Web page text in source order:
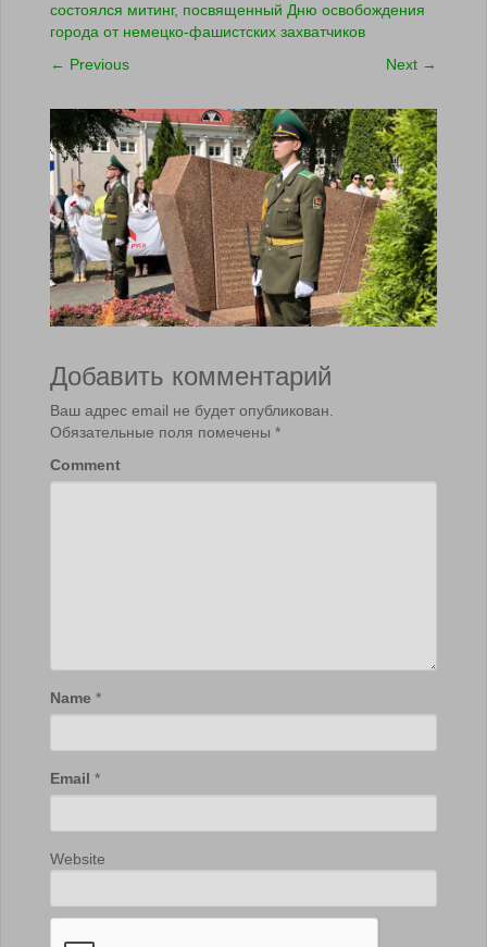
состоялся митинг, посвященный Дню освобождения
города от немецко-фашистских захватчиков
← Previous Next →
Добавить комментарий
Ваш адрес email не будет опубликован.
Обязательные поля помечены *
Comment
Name *
Email *
Website